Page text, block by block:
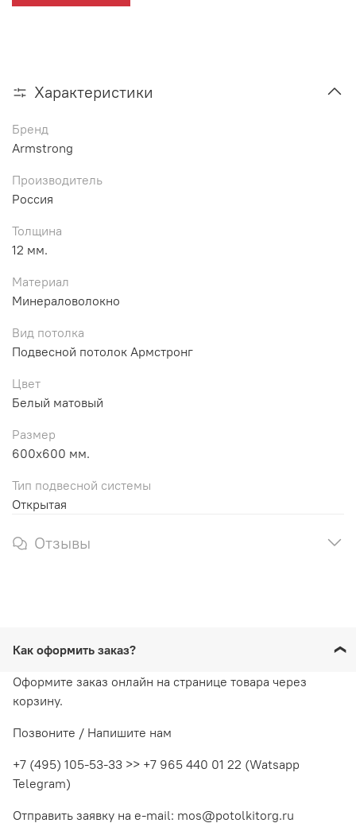
Характеристики
Бренд
Armstrong
Производитель
Россия
Толщина
12 мм.
Материал
Минераловолокно
Вид потолка
Подвесной потолок Армстронг
Цвет
Белый матовый
Размер
600х600 мм.
Тип подвесной системы
Открытая
Отзывы
Как оформить заказ?
Оформите заказ онлайн на странице товара через
корзину.
Позвоните / Напишите нам
+7 (495) 105-53-33 >> +7 965 440 01 22 (Watsapp
Telegram)
Отправить заявку на e-mail: mos@potolkitorg.ru